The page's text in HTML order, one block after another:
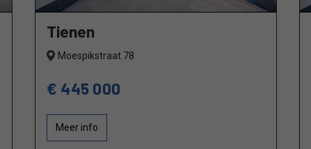
Tienen
Moespikstraat 78
€ 445 000
Meer info